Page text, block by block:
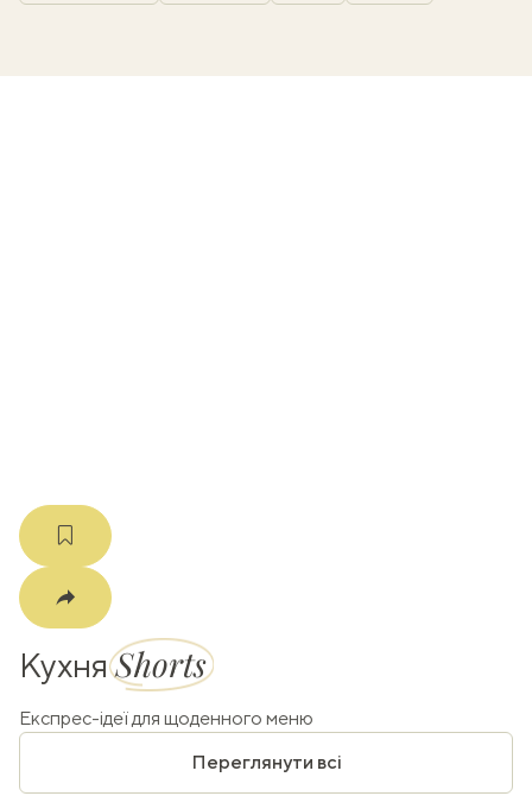
КухняShorts
Експрес-ідеї для щоденного меню
Переглянути всі